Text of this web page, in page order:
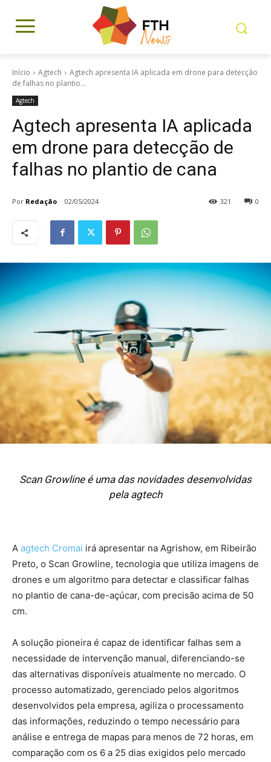
Início Agtech
Agtech apresenta IA aplicada em drone para detecção
de falhas no plantio...
Agtech
Agtech apresenta IA aplicada
em drone para detecção de
falhas no plantio de cana
Por Redação 02/05/2024 0
321
Scan Growline é uma das novidades desenvolvidas
pela agtech
A agtech Cromai irá apresentar na Agrishow, em Ribeirão
Preto, o Scan Growline, tecnologia que utiliza imagens de
drones e um algoritmo para detectar e classificar falhas
no plantio de cana-de-açúcar, com precisão acima de 50
cm.
A solução pioneira é capaz de identificar falhas sem a
necessidade de intervenção manual, diferenciando-se
das alternativas disponíveis atualmente no mercado. O
processo automatizado, gerenciado pelos algoritmos
desenvolvidos pela empresa, agiliza o processamento
das informações, reduzindo o tempo necessário para
análise e entrega de mapas para menos de 72 horas, em
comparação com os 6 a 25 dias exigidos pelo mercado